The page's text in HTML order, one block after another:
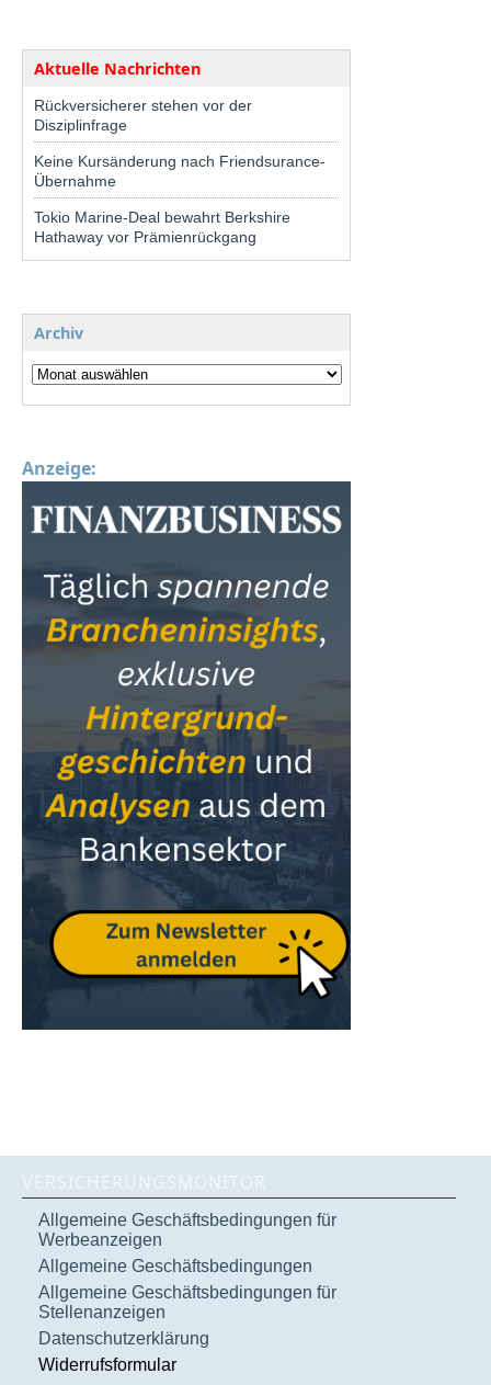
Aktuelle Nachrichten
Rückversicherer stehen vor der
Disziplinfrage
Keine Kursänderung nach Friendsurance-
Übernahme
Tokio Marine-Deal bewahrt Berkshire
Hathaway vor Prämienrückgang
Archiv
Anzeige:
VERSICHERUNGSMONITOR
Allgemeine Geschäftsbedingungen für
Werbeanzeigen
Allgemeine Geschäftsbedingungen
Allgemeine Geschäftsbedingungen für
Stellenanzeigen
Datenschutzerklärung
Widerrufsformular